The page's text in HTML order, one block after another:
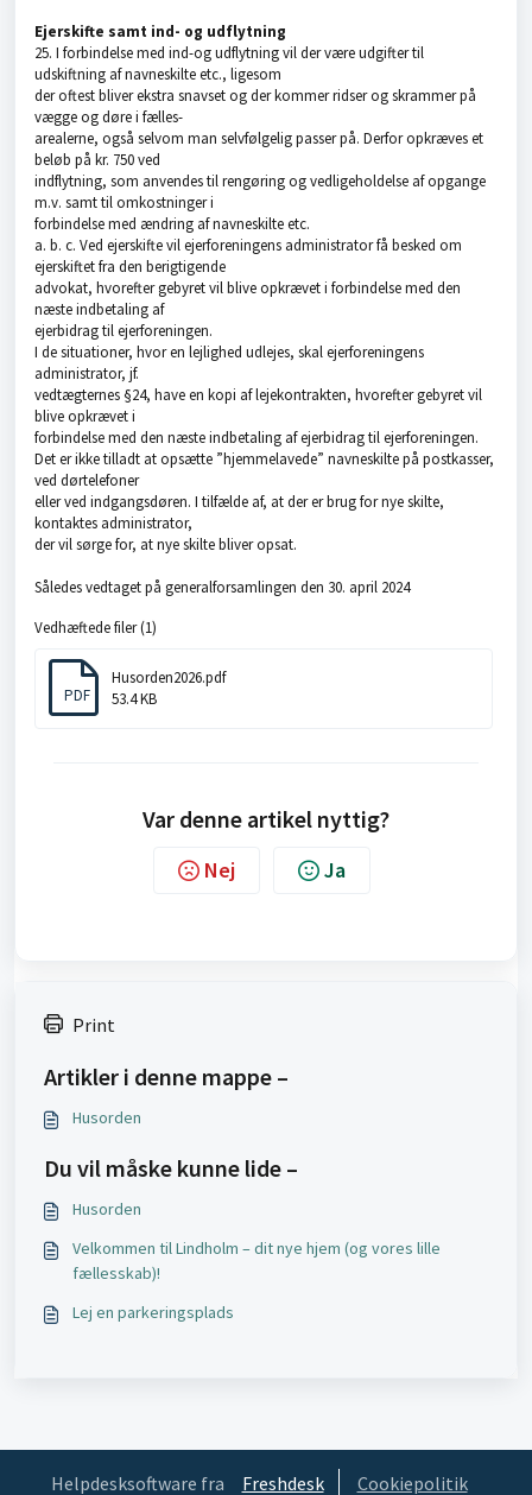
Ejerskifte samt ind- og udflytning
25. I forbindelse med ind-og udflytning vil der være udgifter til
udskiftning af navneskilte etc., ligesom
der oftest bliver ekstra snavset og der kommer ridser og skrammer på
vægge og døre i fælles-
arealerne, også selvom man selvfølgelig passer på. Derfor opkræves et
beløb på kr. 750 ved
indflytning, som anvendes til rengøring og vedligeholdelse af opgange
m.v. samt til omkostninger i
forbindelse med ændring af navneskilte etc.
a. b. c. Ved ejerskifte vil ejerforeningens administrator få besked om
ejerskiftet fra den berigtigende
advokat, hvorefter gebyret vil blive opkrævet i forbindelse med den
næste indbetaling af
ejerbidrag til ejerforeningen.
I de situationer, hvor en lejlighed udlejes, skal ejerforeningens
administrator, jf.
vedtægternes §24, have en kopi af lejekontrakten, hvorefter gebyret vil
blive opkrævet i
forbindelse med den næste indbetaling af ejerbidrag til ejerforeningen.
Det er ikke tilladt at opsætte ”hjemmelavede” navneskilte på postkasser,
ved dørtelefoner
eller ved indgangsdøren. I tilfælde af, at der er brug for nye skilte,
kontaktes administrator,
der vil sørge for, at nye skilte bliver opsat.
Således vedtaget på generalforsamlingen den 30. april 2024
Vedhæftede filer (1)
PDF
Husorden2026.pdf
53.4 KB
Var denne artikel nyttig?
Nej Ja
Print
Artikler i denne mappe –
Husorden
Du vil måske kunne lide –
Husorden
Velkommen til Lindholm – dit nye hjem (og vores lille
fællesskab)!
Lej en parkeringsplads
Helpdesksoftware fra Freshdesk Cookiepolitik